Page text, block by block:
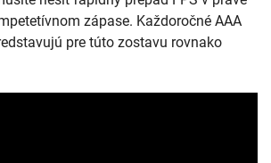
zápase. Každoročné AAA
pre túto zostavu rovnako